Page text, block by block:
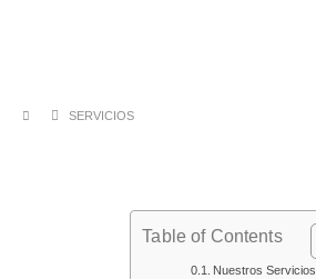
SERVICIOS
Table of Contents
Nuestros Servicios